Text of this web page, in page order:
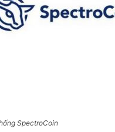
SpectroCoin